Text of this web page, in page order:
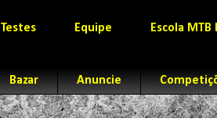
Testes Equipe Escola MTB
Bazar Anuncie